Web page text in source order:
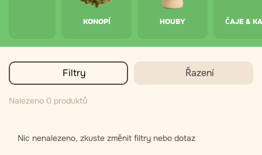
KONOPÍ HOUBY ČAJE &
Filtry Řazení
Nalezeno 0 produktů
Nic nenalezeno, zkuste změnit filtry nebo dotaz